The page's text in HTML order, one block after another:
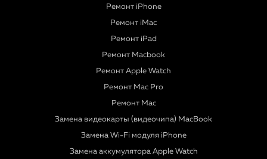
Ремонт iPhone
Ремонт iMac
Ремонт iPad
Ремонт Macbook
Ремонт Apple Watch
Ремонт Mac Pro
Ремонт Mac
Замена видеокарты (видеочипа) MacBook
Замена Wi-Fi модуля iPhone
Замена аккумулятора Apple Watch